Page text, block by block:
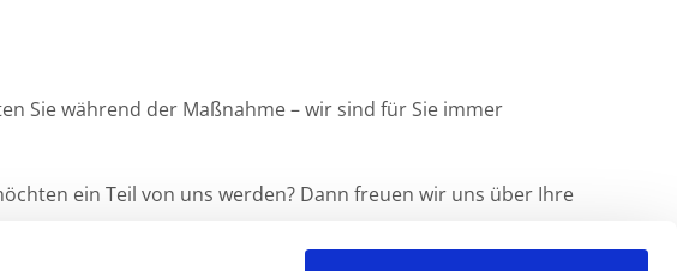
Sie während der Maßnahme – wir sind für Sie immer
ein Teil von uns werden? Dann freuen wir uns über Ihre